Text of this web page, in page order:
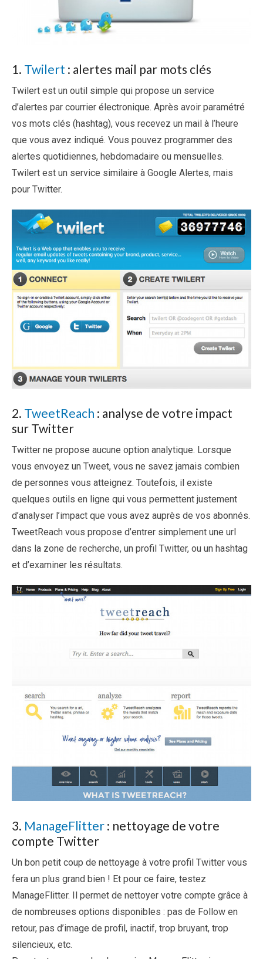
1. Twilert : alertes mail par mots clés
Twilert est un outil simple qui propose un service
d’alertes par courrier électronique. Après avoir paramétré
vos mots clés (hashtag), vous recevez un mail à l’heure
que vous avez indiqué. Vous pouvez programmer des
alertes quotidiennes, hebdomadaire ou mensuelles.
Twilert est un service similaire à Google Alertes, mais
pour Twitter.
2. TweetReach : analyse de votre impact
sur Twitter
Twitter ne propose aucune option analytique. Lorsque
vous envoyez un Tweet, vous ne savez jamais combien
de personnes vous atteignez. Toutefois, il existe
quelques outils en ligne qui vous permettent justement
d’analyser l’impact que vous avez auprès de vos abonnés.
TweetReach vous propose d’entrer simplement une url
dans la zone de recherche, un profil Twitter, ou un hashtag
et d’examiner les résultats.
3. ManageFlitter : nettoyage de votre
compte Twitter
Un bon petit coup de nettoyage à votre profil Twitter vous
fera un plus grand bien ! Et pour ce faire, testez
ManageFlitter. Il permet de nettoyer votre compte grâce à
de nombreuses options disponibles : pas de Follow en
retour, pas d’image de profil, inactif, trop bruyant, trop
silencieux, etc.